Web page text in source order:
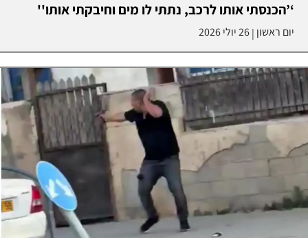
‘’הכנסתי אותו לרכב, נתתי לו מים וחיבקתי אותו''
יום ראשון |26 יולי 2026